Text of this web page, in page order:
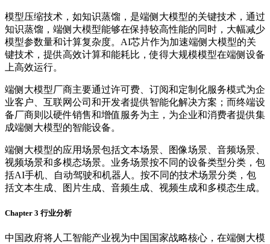
模型压缩技术，如知识蒸馏，是端侧大模型的关键技术，通过
知识蒸馏，端侧大模型能够在保持较高性能的同时，大幅减少
模型参数量和计算复杂度。AI芯片作为加速端侧大模型的关
键技术，提供高效计算和能耗比，使得大规模模型在端侧设备
上高效运行。
端侧大模型厂商主要通过许可费、订阅和定制化服务模式为企
业客户、互联网公司和开发者提供智能化解决方案；而终端设
备厂商则以硬件销售和增值服务为主，为企业和消费者提供集
成端侧大模型的智能设备。
端侧大模型的应用场景包括文本场景、图像场景、音频场景、
视频场景和多模态场景。业务场景按不同的设备类型分类，包
括AI手机、自动驾驶和机器人。按不同的技术场景分类，包
括文本生成、图片生成、音频生成、视频生成和多模态生成。
Chapter 3 行业分析
中国政府将人工智能产业视为中国国家战略核心，在端侧大模